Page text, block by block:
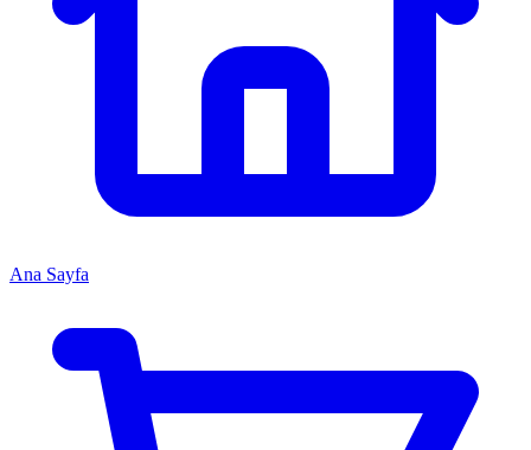
Ana Sayfa